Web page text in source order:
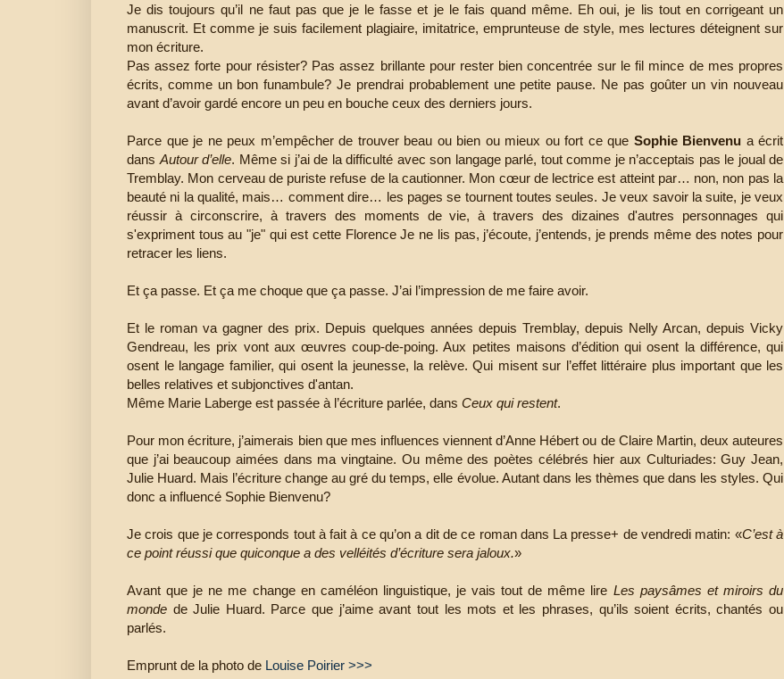
Je dis toujours qu’il ne faut pas que je le fasse et je le fais quand même. Eh oui, je lis tout en corrigeant un
manuscrit. Et comme je suis facilement plagiaire, imitatrice, emprunteuse de style, mes lectures déteignent sur
mon écriture.
Pas assez forte pour résister? Pas assez brillante pour rester bien concentrée sur le fil mince de mes propres
écrits, comme un bon funambule? Je prendrai probablement une petite pause. Ne pas goûter un vin nouveau
avant d’avoir gardé encore un peu en bouche ceux des derniers jours.
Parce que je ne peux m’empêcher de trouver beau ou bien ou mieux ou fort ce que Sophie Bienvenu a écrit
dans Autour d’elle. Même si j’ai de la difficulté avec son langage parlé, tout comme je n’acceptais pas le joual de
Tremblay. Mon cerveau de puriste refuse de la cautionner. Mon cœur de lectrice est atteint par… non, non pas la
beauté ni la qualité, mais… comment dire… les pages se tournent toutes seules. Je veux savoir la suite, je veux
réussir à circonscrire, à travers des moments de vie, à travers des dizaines d'autres personnages qui
s'expriment tous au "je" qui est cette Florence Je ne lis pas, j’écoute, j’entends, je prends même des notes pour
retracer les liens.
Et ça passe. Et ça me choque que ça passe. J’ai l’impression de me faire avoir.
Et le roman va gagner des prix. Depuis quelques années depuis Tremblay, depuis Nelly Arcan, depuis Vicky
Gendreau, les prix vont aux œuvres coup-de-poing. Aux petites maisons d’édition qui osent la différence, qui
osent le langage familier, qui osent la jeunesse, la relève. Qui misent sur l’effet littéraire plus important que les
belles relatives et subjonctives d'antan.
Même Marie Laberge est passée à l’écriture parlée, dans Ceux qui restent.
Pour mon écriture, j’aimerais bien que mes influences viennent d’Anne Hébert ou de Claire Martin, deux auteures
que j’ai beaucoup aimées dans ma vingtaine. Ou même des poètes célébrés hier aux Culturiades: Guy Jean,
Julie Huard. Mais l’écriture change au gré du temps, elle évolue. Autant dans les thèmes que dans les styles. Qui
donc a influencé Sophie Bienvenu?
Je crois que je corresponds tout à fait à ce qu’on a dit de ce roman dans La presse+ de vendredi matin: «C’est à
ce point réussi que quiconque a des velléités d’écriture sera jaloux.»
Avant que je ne me change en caméléon linguistique, je vais tout de même lire Les paysâmes et miroirs du
monde de Julie Huard. Parce que j’aime avant tout les mots et les phrases, qu’ils soient écrits, chantés ou
parlés.
Emprunt de la photo de Louise Poirier >>>